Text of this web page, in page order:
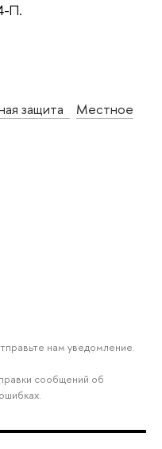
П.
защита
Местное
нам уведомление.
сообщений об